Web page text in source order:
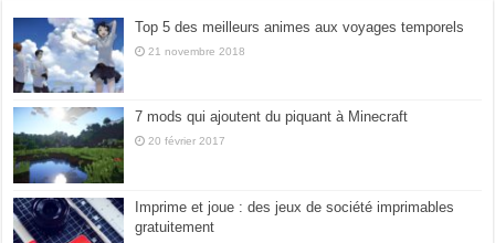
Top 5 des meilleurs animes aux voyages temporels
21 novembre 2018
7 mods qui ajoutent du piquant à Minecraft
20 février 2017
Imprime et joue : des jeux de société imprimables
gratuitement